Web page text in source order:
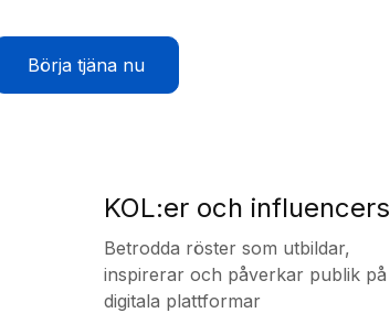
Börja tjäna nu
KOL:er och influencers
Betrodda röster som utbildar,
inspirerar och påverkar publik på
digitala plattformar